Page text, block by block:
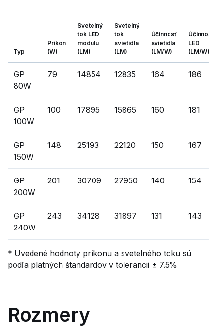
Typ
Príkon
(W)
Svetelný
tok LED
modulu
(LM)
Svetelný
tok
svietidla
(LM)
Účinnosť
svietidla
(LM/W)
Účinnosť
LED
(LM/W)
GP
80W
79 14854 12835 164 186
GP
100W
100 17895 15865 160 181
GP
150W
148 25193 22120 150 167
GP
200W
201 30709 27950 140 154
GP
240W
243 34128 31897 131 143
* Uvedené hodnoty príkonu a svetelného toku sú
podľa platných štandardov v tolerancii ± 7.5%
Rozmery